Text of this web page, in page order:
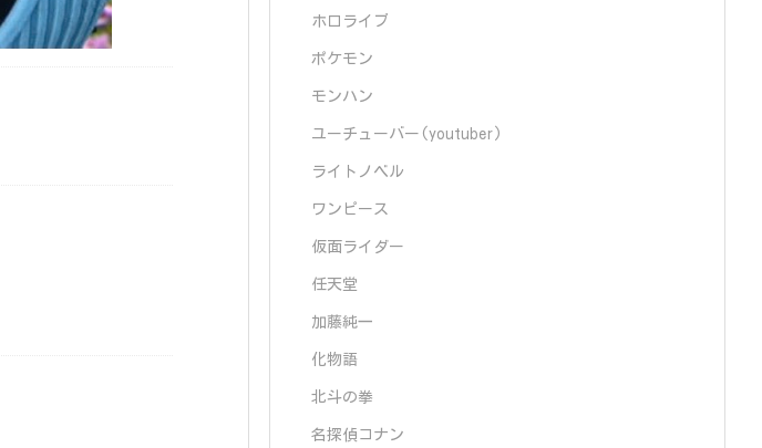
ホロライブ
ポケモン
モンハン
ユーチューバー(youtuber)
ライトノベル
ワンピース
仮面ライダー
任天堂
加藤純一
化物語
北斗の拳
名探偵コナン